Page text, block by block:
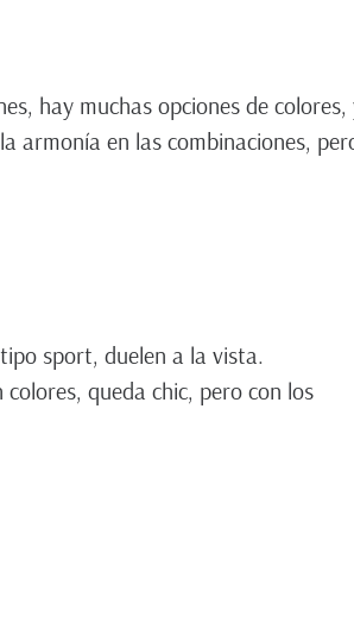
hay muchas opciones de colores,
armonía en las combinaciones,
sport, duelen a la vista.
queda chic, pero con los